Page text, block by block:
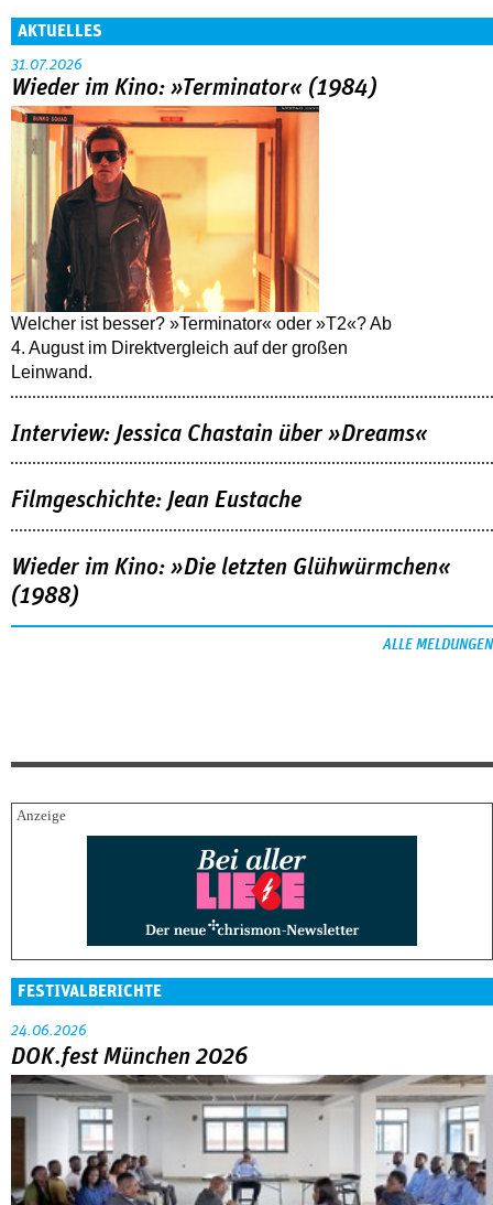
AKTUELLES
31.07.2026
Wieder im Kino: »Terminator« (1984)
Welcher ist besser? »Terminator« oder »T2«? Ab
4. August im Direktvergleich auf der großen
Leinwand.
Interview: Jessica Chastain über »Dreams«
Filmgeschichte: Jean Eustache
Wieder im Kino: »Die letzten Glühwürmchen«
(1988)
ALLE MELDUNGEN
FESTIVALBERICHTE
24.06.2026
DOK.fest München 2026